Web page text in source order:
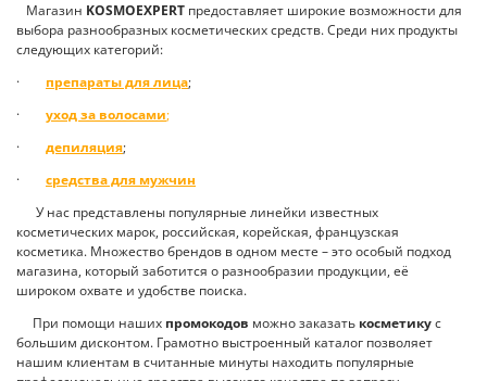
Магазин KOSMOEXPERT предоставляет широкие возможности для
выбора разнообразных косметических средств. Среди них продукты
следующих категорий:
· препараты для лица;
· уход за волосами;
· депиляция;
· средства для мужчин
У нас представлены популярные линейки известных
косметических марок, российская, корейская, французская
косметика. Множество брендов в одном месте – это особый подход
магазина, который заботится о разнообразии продукции, её
широком охвате и удобстве поиска.
При помощи наших промокодов можно заказать косметикус
большим дисконтом. Грамотно выстроенный каталог позволяет
нашим клиентам в считанные минуты находить популярные